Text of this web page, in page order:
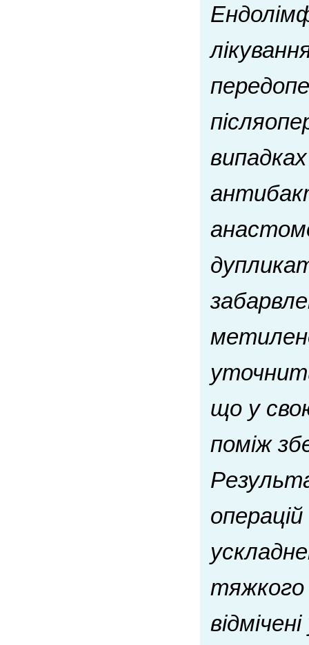
що у
поміж
тяжкого